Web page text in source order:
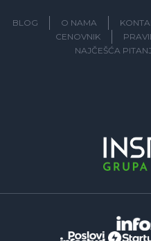
BLOG O NAMA
CENOVNIK
NAJČEŠĆA